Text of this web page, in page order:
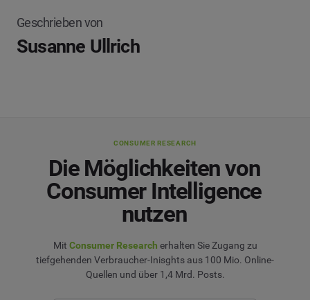
Geschrieben von
Susanne Ullrich
CONSUMER RESEARCH
Die Möglichkeiten von
Consumer Intelligence
nutzen
Mit Consumer Research erhalten Sie Zugang zu
tiefgehenden Verbraucher-Inisghts aus 100 Mio. Online-
Quellen und über 1,4 Mrd. Posts.